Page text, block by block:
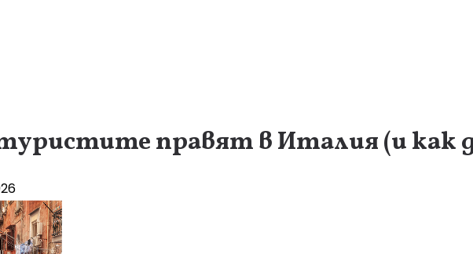
правят в Италия (и как